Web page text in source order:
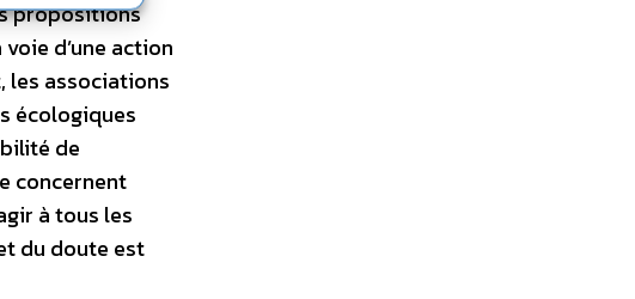
propositions
d’une action
les associations
écologiques
de
concernent
à tous les
du doute est